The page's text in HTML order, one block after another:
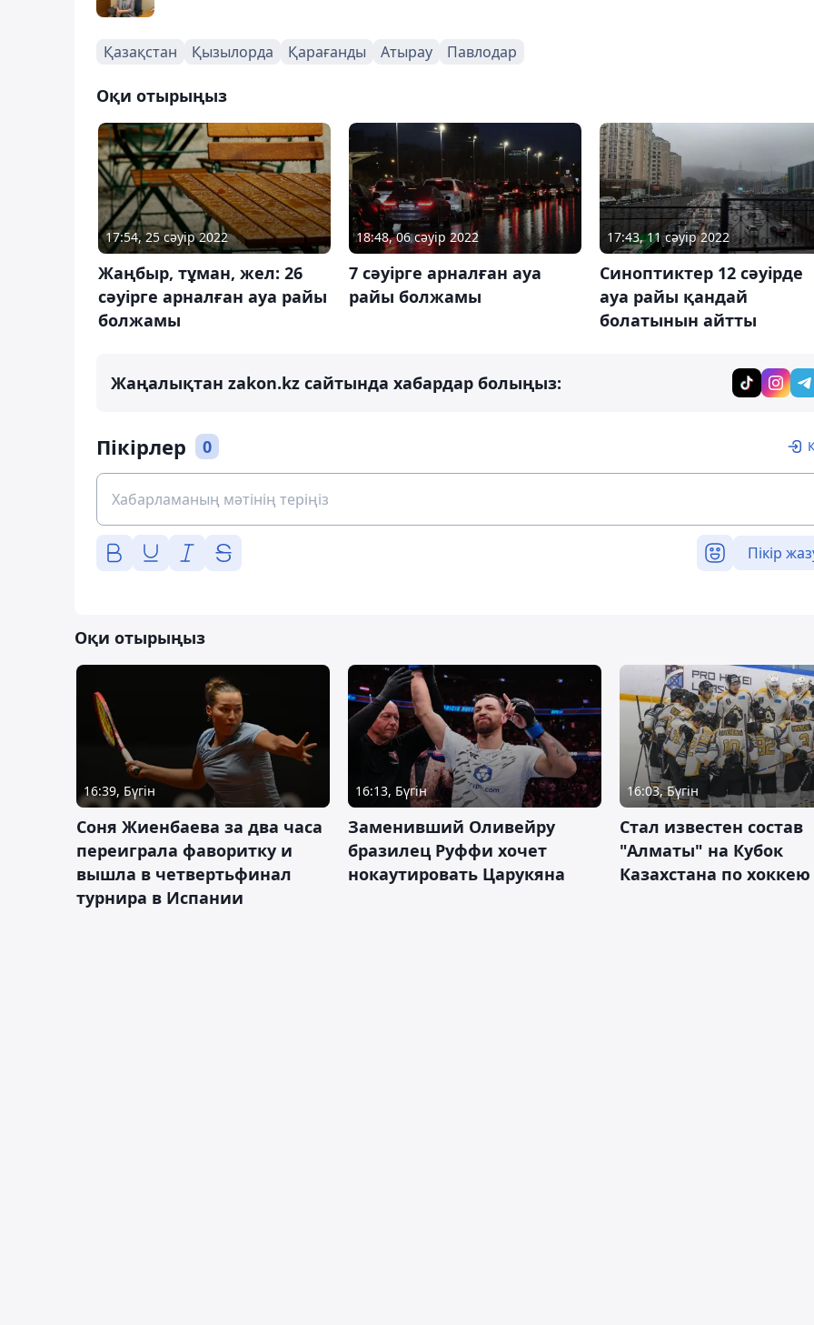
Қазақстан Қызылорда Қарағанды Атырау Павлодар
Оқи отырыңыз
17:54, 25 сәуір 2022
Жаңбыр, тұман, жел: 26
сәуірге арналған ауа райы
болжамы
18:48, 06 сәуір 2022
7 сәуірге арналған ауа
райы болжамы
17:43, 11 сәуір 2022
Синоптиктер 12 сәуірде
ауа райы қандай
болатынын айтты
Жаңалықтан zakon.kz сайтында хабардар болыңыз:
Пікірлер 0
Пікір
Оқи отырыңыз
16:39, Бүгін
Соня Жиенбаева за два часа
переиграла фаворитку и
вышла в четвертьфинал
турнира в Испании
16:13, Бүгін
Заменивший Оливейру
бразилец Руффи хочет
нокаутировать Царукяна
16:03, Бүгін
Стал известен состав
"Алматы" на Кубок
Казахстана по хоккею